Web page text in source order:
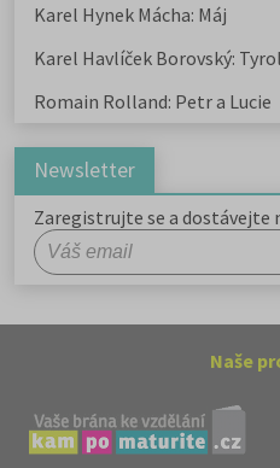
Karel Hynek Mácha: Máj
Karel Havlíček Borovský:
Romain Rolland: Petr a Lucie
Newsletter
Zaregistrujte se a dostávejte
Naše